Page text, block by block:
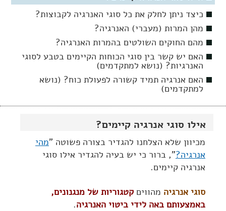
אילו סוגי אנרגיה קיימים?
מכיוון שלא הצלחנו להגדיר בצורה פשוטה "מהי
אנרגיה?", ברור כי יש בעיה להגדיר אילו סוגי
אנרגיה קיימים.
סוגי אנרגיה מהווים קטגוריות של מנגנונים,
באמצעותם באה לידי ביטוי האנרגיה.
כיצד ניתן לחלק את כל סוגי האנרגיה לקבוצות?
מהן המרות (מעברי) האנרגיה?
מהם החוקים השולטים בהמרות האנרגיה?
האם יש קשר בין סוגי הכוחות הקיימים בטבע לסוגי
האנרגיות? (נושא למתקדמים)
האם אנרגיה תמיד קשורה לפעולת כוח? (נושא
למתקדמים)